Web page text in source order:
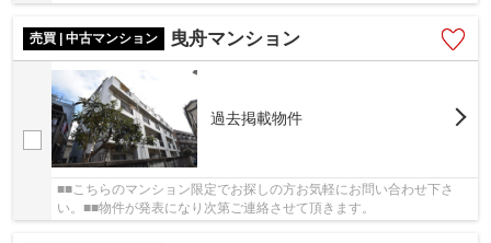
売買 | 中古マンション 曳舟マンション
過去掲載物件
■■こちらのマンション限定でお探しの方お気軽にお問い合わせ下さ
い。■■物件が発表になり次第ご連絡させて頂きます。